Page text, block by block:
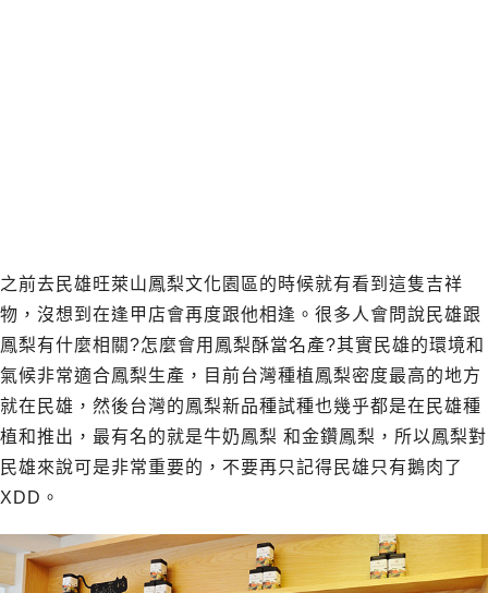
之前去民雄旺萊山鳳梨文化園區的時候就有看到這隻吉祥
物，沒想到在逢甲店會再度跟他相逢。很多人會問說民雄跟
鳳梨有什麼相關?怎麼會用鳳梨酥當名產?其實民雄的環境和
氣候非常適合鳳梨生產，目前台灣種植鳳梨密度最高的地方
就在民雄，然後台灣的鳳梨新品種試種也幾乎都是在民雄種
植和推出，最有名的就是牛奶鳳梨 和金鑽鳳梨，所以鳳梨對
民雄來說可是非常重要的，不要再只記得民雄只有鵝肉了
XDD。